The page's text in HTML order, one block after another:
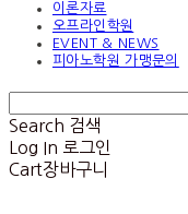
이론자료
오프라인학원
EVENT & NEWS
피아노학원 가맹문의
Search 검색
Log In 로그인
Cart장바구니